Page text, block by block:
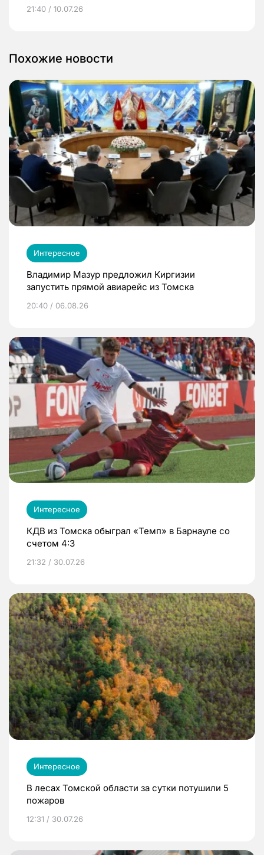
21:40 / 10.07.26
Похожие новости
Интересное
Владимир Мазур предложил Киргизии
запустить прямой авиарейс из Томска
20:40 / 06.08.26
Интересное
КДВ из Томска обыграл «Темп» в Барнауле со
счетом 4:3
21:32 / 30.07.26
Интересное
В лесах Томской области за сутки потушили 5
пожаров
12:31 / 30.07.26